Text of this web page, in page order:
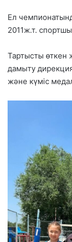
Ел
2011ж.т.
Тартысты өткен
дамыту
және күміс